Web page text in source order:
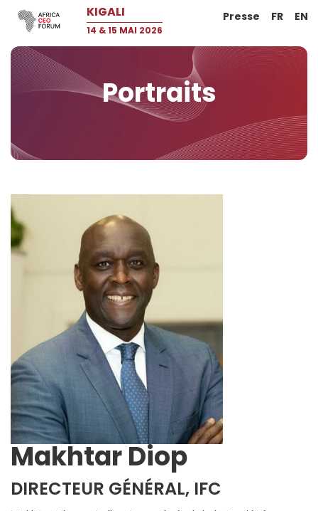
KIGALI
14 & 15 MAI 2026
Presse FR EN
Portraits
Makhtar Diop
DIRECTEUR GÉNÉRAL, IFC